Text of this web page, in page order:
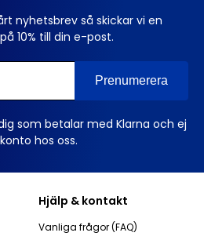
nyhetsbrev så skickar vi en
10% till din e-post.
dig som betalar med Klarna och ej
hos oss.
Hjälp & kontakt
Vanliga frågor (FAQ)